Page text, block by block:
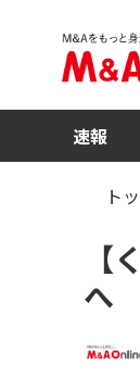
速報
ト
へ